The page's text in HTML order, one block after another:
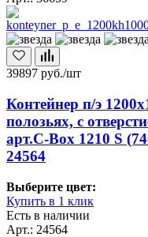
39897 руб./шт
Контейнер п/э
полозьях, с
арт.C-Box 1210 S
24564
Выберите цвет:
Купить в 1 клик
Есть в наличии
Арт.: 24564